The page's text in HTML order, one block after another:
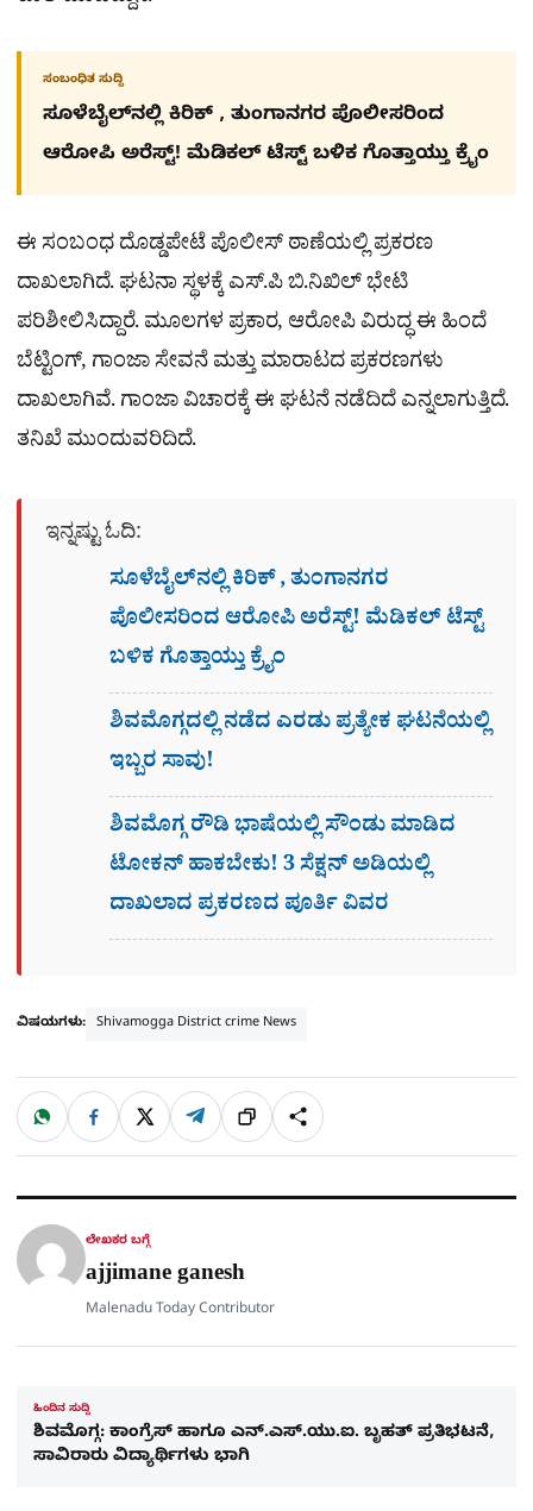
ಸಂಬಂಧಿತ ಸುದ್ದಿ
ಸೂಳೆಬೈಲ್​ನಲ್ಲಿ ಕಿರಿಕ್​ , ತುಂಗಾನಗರ ಪೊಲೀಸರಿಂದ
ಆರೋಪಿ ಅರೆಸ್ಟ್! ಮೆಡಿಕಲ್ ಟೆಸ್ಟ್​ ಬಳಿಕ ಗೊತ್ತಾಯ್ತು ಕ್ರೈಂ
ಈ ಸಂಬಂಧ ದೊಡ್ಡಪೇಟೆ ಪೊಲೀಸ್ ಠಾಣೆಯಲ್ಲಿ ಪ್ರಕರಣ
ದಾಖಲಾಗಿದೆ. ಘಟನಾ ಸ್ಥಳಕ್ಕೆ ಎಸ್‌.ಪಿ ಬಿ.ನಿಖಿಲ್ ಭೇಟಿ
ಪರಿಶೀಲಿಸಿದ್ದಾರೆ. ಮೂಲಗಳ ಪ್ರಕಾರ, ಆರೋಪಿ ವಿರುದ್ಧ ಈ ಹಿಂದೆ
ಬೆಟ್ಟಿಂಗ್, ಗಾಂಜಾ ಸೇವನೆ ಮತ್ತು ಮಾರಾಟದ ಪ್ರಕರಣಗಳು
ದಾಖಲಾಗಿವೆ. ಗಾಂಜಾ ವಿಚಾರಕ್ಕೆ ಈ ಘಟನೆ ನಡೆದಿದೆ ಎನ್ನಲಾಗುತ್ತಿದೆ.
ತನಿಖೆ ಮುಂದುವರಿದಿದೆ.
ಇನ್ನಷ್ಟು ಓದಿ:
ಸೂಳೆಬೈಲ್​ನಲ್ಲಿ ಕಿರಿಕ್​ , ತುಂಗಾನಗರ
ಪೊಲೀಸರಿಂದ ಆರೋಪಿ ಅರೆಸ್ಟ್! ಮೆಡಿಕಲ್ ಟೆಸ್ಟ್​
ಬಳಿಕ ಗೊತ್ತಾಯ್ತು ಕ್ರೈಂ
ಶಿವಮೊಗ್ಗದಲ್ಲಿ ನಡೆದ ಎರಡು ಪ್ರತ್ಯೇಕ ಘಟನೆಯಲ್ಲಿ
ಇಬ್ಬರ ಸಾವು!
ಶಿವಮೊಗ್ಗ ರೌಡಿ ಭಾಷೆಯಲ್ಲಿ ಸೌಂಡು ಮಾಡಿದ
ಟೋಕನ್ ಹಾಕಬೇಕು! 3 ಸೆಕ್ಷನ್​ ಅಡಿಯಲ್ಲಿ
ದಾಖಲಾದ ಪ್ರಕರಣದ ಪೂರ್ತಿ ವಿವರ
ವಿಷಯಗಳು: Shivamogga District crime News
ಹಂಚಿಕೊಳ್ಳಿ
W
a
t
p
p
F
c
e
o
k
X T
l
e
a
m
ಲಿಂ
ಕ್
S
h
a
ಲೇಖಕರ ಬಗ್ಗೆ
ajjimane ganesh
Malenadu Today Contributor
ಹಿಂದಿನ ಸುದ್ದಿ
ಶಿವಮೊಗ್ಗ: ಕಾಂಗ್ರೆಸ್ ಹಾಗೂ ಎನ್.ಎಸ್.ಯು.ಐ. ಬೃಹತ್ ಪ್ರತಿಭಟನೆ,
ಸಾವಿರಾರು ವಿದ್ಯಾರ್ಥಿಗಳು ಭಾಗಿ